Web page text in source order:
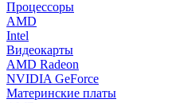
Процессоры
AMD
Intel
Видеокарты
AMD Radeon
NVIDIA GeForce
Материнские платы